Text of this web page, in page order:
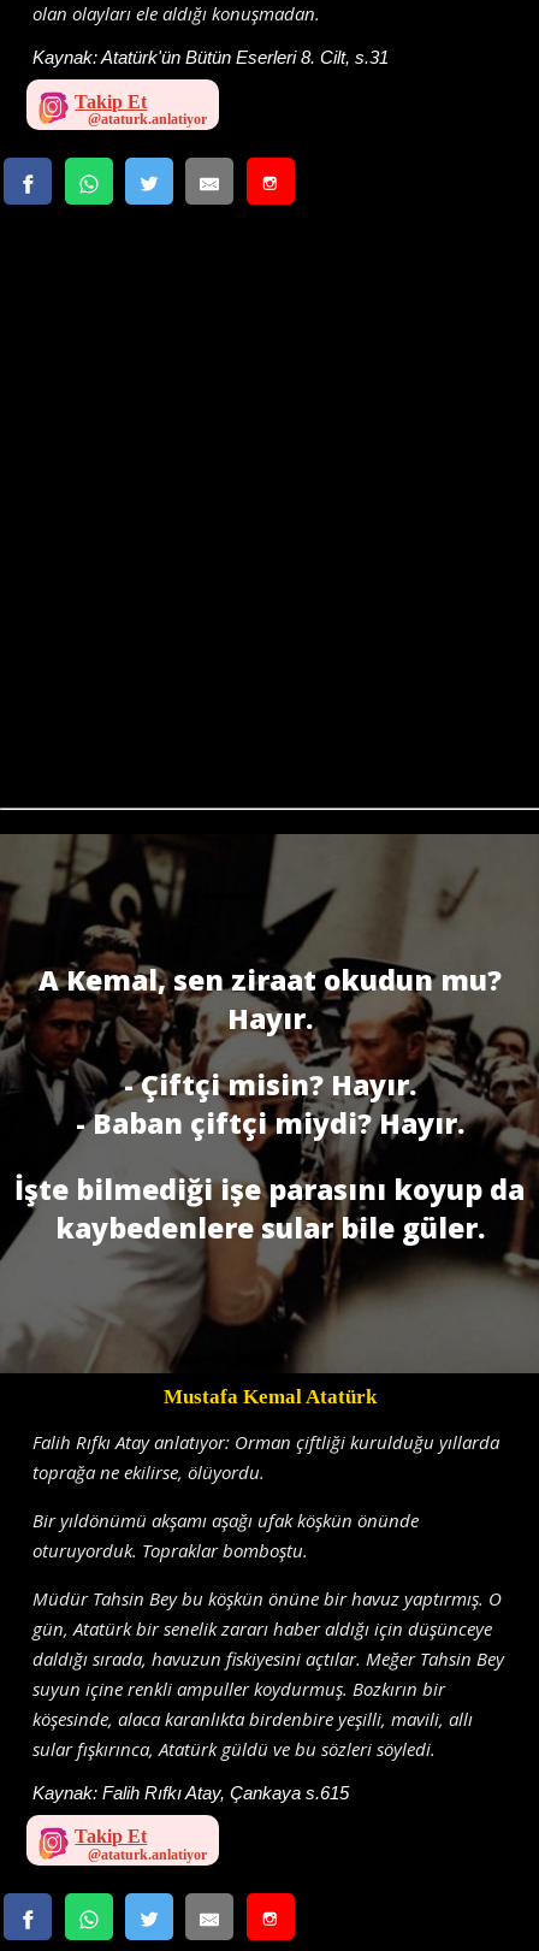
olan olayları ele aldığı konuşmadan.
Kaynak:Atatürk'ün Bütün Eserleri 8. Cilt, s.31
Takip Et
A Kemal, sen ziraat okudun mu?
Hayır.
- Çiftçi misin? Hayır.
- Baban çiftçi miydi? Hayır.
İşte bilmediği işe parasını koyup da
kaybedenlere sular bile güler.
Mustafa Kemal Atatürk
Falih Rıfkı Atay anlatıyor: Orman çiftliği kurulduğu yıllarda
toprağa ne ekilirse, ölüyordu.
Bir yıldönümü akşamı aşağı ufak köşkün önünde
oturuyorduk. Topraklar bomboştu.
Müdür Tahsin Bey bu köşkün önüne bir havuz yaptırmış. O
gün, Atatürk bir senelik zararı haber aldığı için düşünceye
daldığı sırada, havuzun fiskiyesini açtılar. Meğer Tahsin Bey
suyun içine renkli ampuller koydurmuş. Bozkırın bir
köşesinde, alaca karanlıkta birdenbire yeşilli, mavili, allı
sular fışkırınca, Atatürk güldü ve bu sözleri söyledi.
Kaynak:Falih Rıfkı Atay, Çankaya s.615
Takip Et